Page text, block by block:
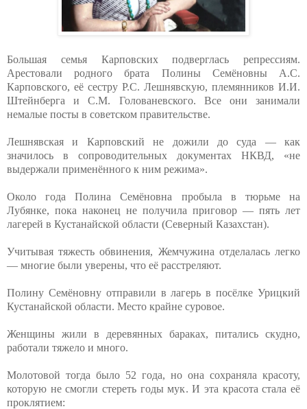
Большая семья Карповских подверглась репрессиям.
Арестовали родного брата Полины Семёновны А.С.
Карповского, её сестру Р.С. Лешнявскую, племянников И.И.
Штейнберга и С.М. Голованевского. Все они занимали
немалые посты в советском правительстве.
Лешнявская и Карповский не дожили до суда — как
значилось в сопроводительных документах НКВД, «не
выдержали применённого к ним режима».
Около года Полина Семёновна пробыла в тюрьме на
Лубянке, пока наконец не получила приговор — пять лет
лагерей в Кустанайской области (Северный Казахстан).
Учитывая тяжесть обвинения, Жемчужина отделалась легко
— многие были уверены, что её расстреляют.
Полину Семёновну отправили в лагерь в посёлке Урицкий
Кустанайской области. Место крайне суровое.
Женщины жили в деревянных бараках, питались скудно,
работали тяжело и много.
Молотовой тогда было 52 года, но она сохраняла красоту,
которую не смогли стереть годы мук. И эта красота стала её
проклятием: